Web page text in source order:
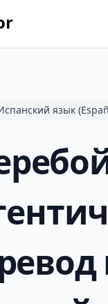
язык